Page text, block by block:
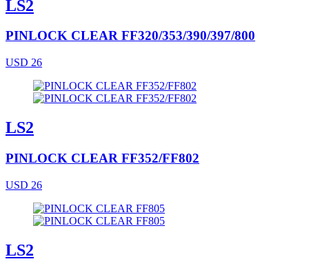
LS2
PINLOCK CLEAR FF320/353/390/397/800
USD 26
LS2
PINLOCK CLEAR FF352/FF802
USD 26
LS2